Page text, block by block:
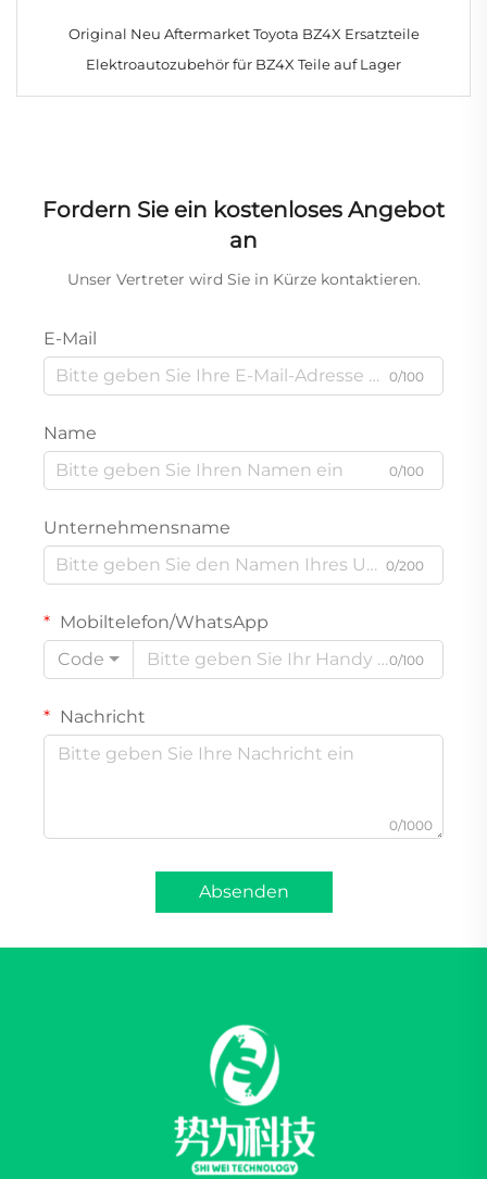
Original Neu Aftermarket Toyota BZ4X Ersatzteile
Elektroautozubehör für BZ4X Teile auf Lager
Fordern Sie ein kostenloses Angebot
an
Unser Vertreter wird Sie in Kürze kontaktieren.
E-Mail
0/100
Name
0/100
Unternehmensname
0/200
Mobiltelefon/WhatsApp
Code
0/100
Nachricht
0/1000
Absenden